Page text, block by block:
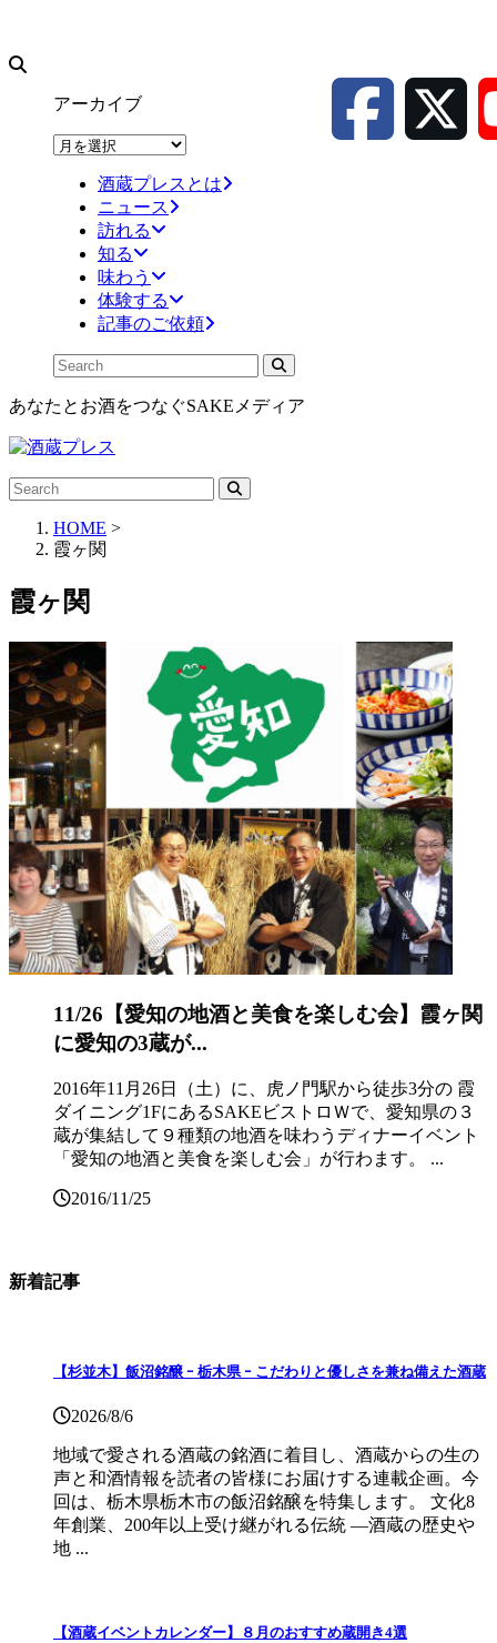
アーカイブ
ア
酒蔵プレスとは
ニュース
訪れる
知る
味わう
体験する
記事のご依頼
あなたとお酒をつなぐSAKEメディア
HOME >
霞ヶ関
霞ヶ関
11/26【愛知の地酒と美食を楽しむ会】霞ヶ関
に愛知の3蔵が...
2016年11月26日（土）に、虎ノ門駅から徒歩3分の 霞
ダイニング1FにあるSAKEビストロＷで、愛知県の３
蔵が集結して９種類の地酒を味わうディナーイベント
「愛知の地酒と美食を楽しむ会」が行わます。 ...
2016/11/25
新着記事
【杉並木】飯沼銘醸 ｰ 栃木県 ｰ こだわりと優しさを兼ね備えた酒蔵
2026/8/6
地域で愛される酒蔵の銘酒に着目し、酒蔵からの生の
声と和酒情報を読者の皆様にお届けする連載企画。今
回は、栃木県栃木市の飯沼銘醸を特集します。 文化8
年創業、200年以上受け継がれる伝統 ―酒蔵の歴史や
地 ...
【酒蔵イベントカレンダー】８月のおすすめ蔵開き4選